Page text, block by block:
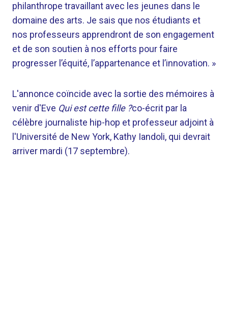
philanthrope travaillant avec les jeunes dans le
domaine des arts. Je sais que nos étudiants et
nos professeurs apprendront de son engagement
et de son soutien à nos efforts pour faire
progresser l’équité, l’appartenance et l’innovation. »
L'annonce coïncide avec la sortie des mémoires à
venir d'Eve Qui est cette fille ?co-écrit par la
célèbre journaliste hip-hop et professeur adjoint à
l'Université de New York, Kathy Iandoli, qui devrait
arriver mardi (17 septembre).